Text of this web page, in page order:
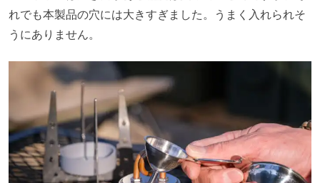
れでも本製品の穴には大きすぎました。うまく入れられそ
うにありません。